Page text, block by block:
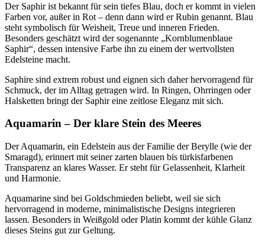
Der Saphir ist bekannt für sein tiefes Blau, doch er kommt in vielen
Farben vor, außer in Rot – denn dann wird er Rubin genannt. Blau
steht symbolisch für Weisheit, Treue und inneren Frieden.
Besonders geschätzt wird der sogenannte „Kornblumenblaue
Saphir“, dessen intensive Farbe ihn zu einem der wertvollsten
Edelsteine macht.
Saphire sind extrem robust und eignen sich daher hervorragend für
Schmuck, der im Alltag getragen wird. In Ringen, Ohrringen oder
Halsketten bringt der Saphir eine zeitlose Eleganz mit sich.
Aquamarin – Der klare Stein des Meeres
Der Aquamarin, ein Edelstein aus der Familie der Berylle (wie der
Smaragd), erinnert mit seiner zarten blauen bis türkisfarbenen
Transparenz an klares Wasser. Er steht für Gelassenheit, Klarheit
und Harmonie.
Aquamarine sind bei Goldschmieden beliebt, weil sie sich
hervorragend in moderne, minimalistische Designs integrieren
lassen. Besonders in Weißgold oder Platin kommt der kühle Glanz
dieses Steins gut zur Geltung.